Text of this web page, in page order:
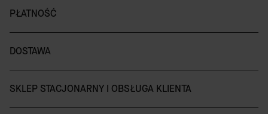
PŁATNOŚĆ
DOSTAWA
SKLEP STACJONARNY I OBSŁUGA KLIENTA